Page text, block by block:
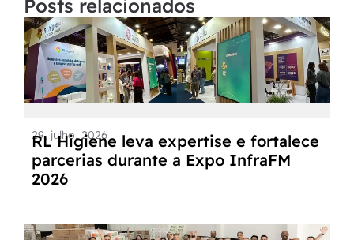
Posts relacionados
29, julho, 2026
RL Higiene leva expertise e fortalece
parcerias durante a Expo InfraFM
2026